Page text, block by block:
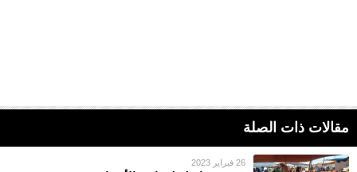
مقالات ذات الصلة
26 فبراير 2023